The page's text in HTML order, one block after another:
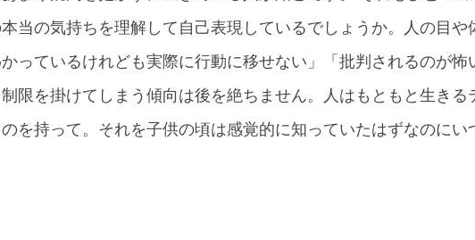
当の気持ちを理解して自己表現しているでしょうか。人の目
っているけれども実際に行動に移せない」「批判されるのが
限を掛けてしまう傾向は後を絶ちません。人はもともと生き
を持って。それを子供の頃は感覚的に知っていたはずなのに